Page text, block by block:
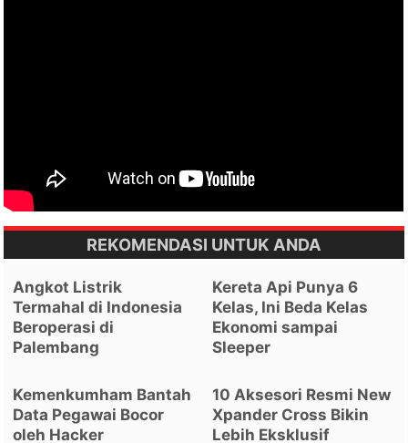
REKOMENDASI UNTUK ANDA
Angkot Listrik
Termahal di Indonesia
Beroperasi di
Palembang
Kereta Api Punya 6
Kelas, Ini Beda Kelas
Ekonomi sampai
Sleeper
Kemenkumham Bantah
Data Pegawai Bocor
oleh Hacker
10 Aksesori Resmi New
Xpander Cross Bikin
Lebih Eksklusif